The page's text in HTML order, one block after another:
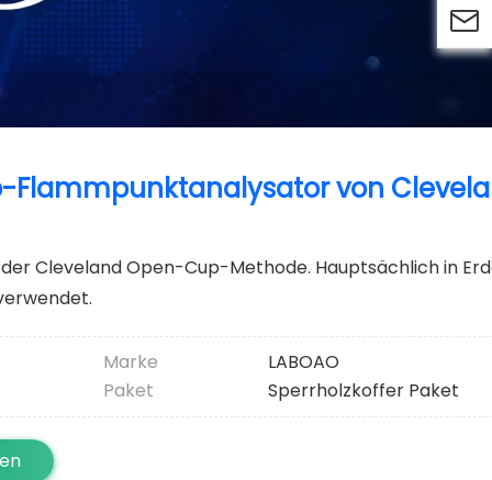
von
Cleveland Open-Cup-Methode. Hauptsächlich in
Marke
LABOAO
Paket
Sperrholzkoffer Paket
